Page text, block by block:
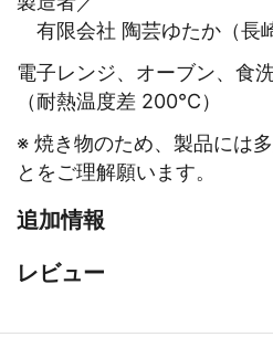
有限会社 陶芸ゆたか（長
電子レンジ、オーブン、食
（耐熱温度差 200℃）
※ 焼き物のため、製品には
とをご理解願います。
追加情報
レビュー